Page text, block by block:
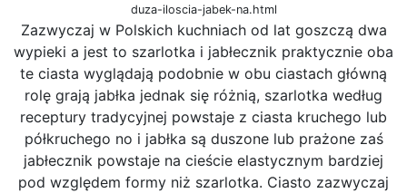
duza-iloscia-jabek-na.html
Zazwyczaj w Polskich kuchniach od lat goszczą dwa
wypieki a jest to szarlotka i jabłecznik praktycznie oba
te ciasta wyglądają podobnie w obu ciastach główną
rolę grają jabłka jednak się różnią, szarlotka według
receptury tradycyjnej powstaje z ciasta kruchego lub
półkruchego no i jabłka są duszone lub prażone zaś
jabłecznik powstaje na cieście elastycznym bardziej
pod względem formy niż szarlotka. Ciasto zazwyczaj